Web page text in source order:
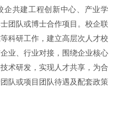
企共建工程创新中心、产业学
团队或博士合作项目。校企联
科研工作，建立高层次人才校
业、行业对接，围绕企业核心
术研发，实现人才共享，为合
队或项目团队待遇及配套政策